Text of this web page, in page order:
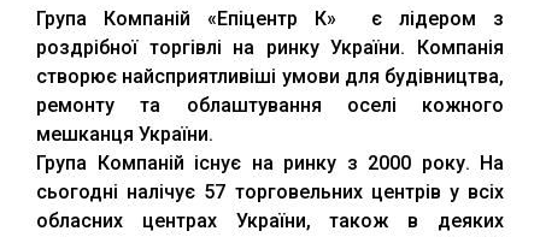
Група Компаній «Епіцентр К» є лідером з
роздрібної торгівлі на ринку України. Компанія
створює найсприятливіші умови для будівництва,
ремонту та облаштування оселі кожного
мешканця України.
Група Компаній існує на ринку з 2000 року. На
сьогодні налічує 57 торговельних центрів у всіх
обласних центрах України, також в деяких